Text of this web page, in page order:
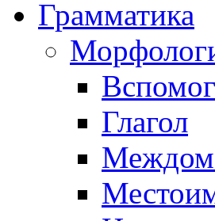
Грамматика
Глагол